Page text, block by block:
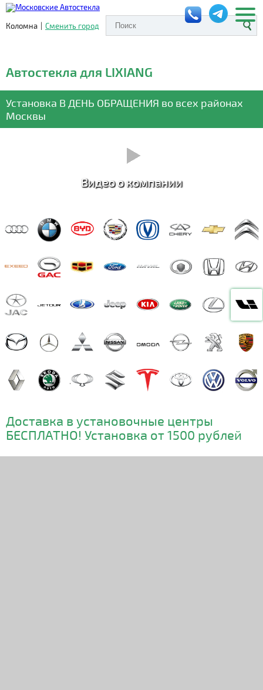
Коломна | Сменить город
Автостекла для LIXIANG
Установка В ДЕНЬ ОБРАЩЕНИЯ во всех районах
Москвы
Видео о компании
Доставка в установочные центры
БЕСПЛАТНО! Установка от 1500 рублей